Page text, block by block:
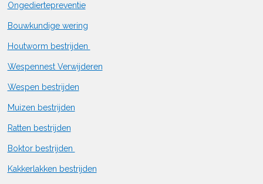
Ongediertepreventie
Bouwkundige wering
Houtworm bestrijden
Wespennest Verwijderen
Wespen bestrijden
Muizen bestrijden
Ratten bestrijden
Boktor bestrijden
Kakkerlakken bestrijden